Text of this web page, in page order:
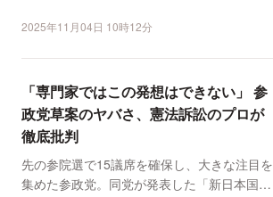
2025年11月04日 10時12分
「専門家ではこの発想はできない」 参
政党草案のヤバさ、憲法訴訟のプロが
徹底批判
先の参院選で15議席を確保し、大きな注目を
集めた参政党。同党が発表した「新日本国憲